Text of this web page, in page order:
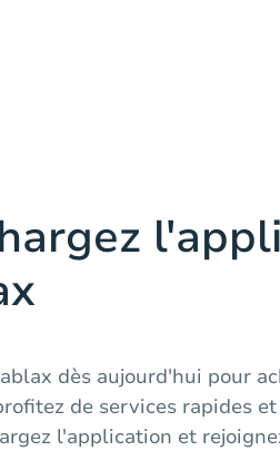
dès aujourd'hui pour
de services rapides
l'application et